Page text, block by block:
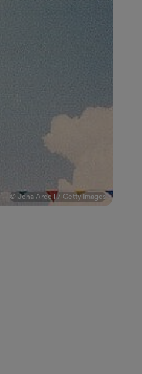
© Jena Ardell / Getty Images